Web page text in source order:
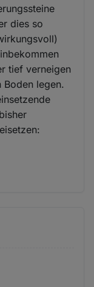
dies so
tief verneigen
legen.